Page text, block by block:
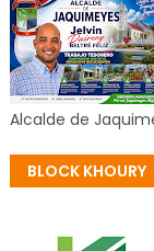
Alcalde de
BLOCK KHOURY